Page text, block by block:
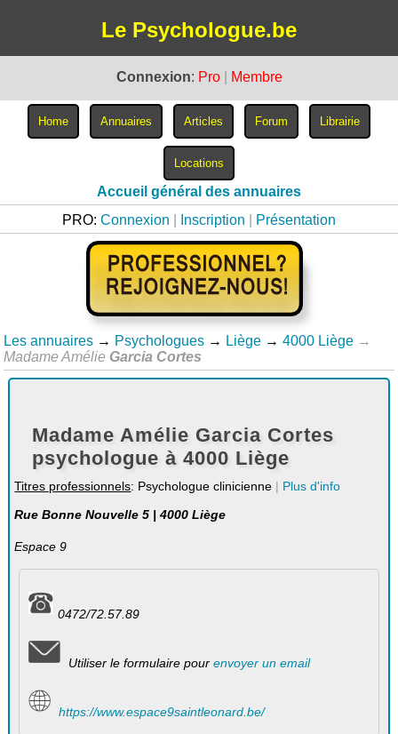
Le Psychologue.be
Connexion: Pro Membre
Accueil général des annuaires
PRO: Connexion Inscription Présentation
Les annuaires → Psychologues → Liège → 4000 Liège →
Madame Amélie Garcia Cortes
Madame Amélie Garcia Cortes
psychologue à 4000 Liège
Titres professionnels: Psychologue clinicienne | Plus d'info
Rue Bonne Nouvelle 5 | 4000 Liège
Espace 9
0472/72.57.89
Utiliser le formulaire pour envoyer un email
https://www.espace9saintleonard.be/